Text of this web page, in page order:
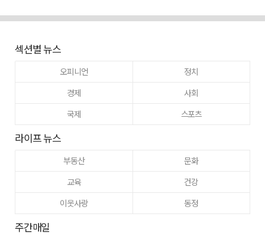
섹션별 뉴스
오피니언
정치
경제
사회
국제
스포츠
라이프 뉴스
부동산
문화
교육
건강
이웃사랑
동정
주간매일